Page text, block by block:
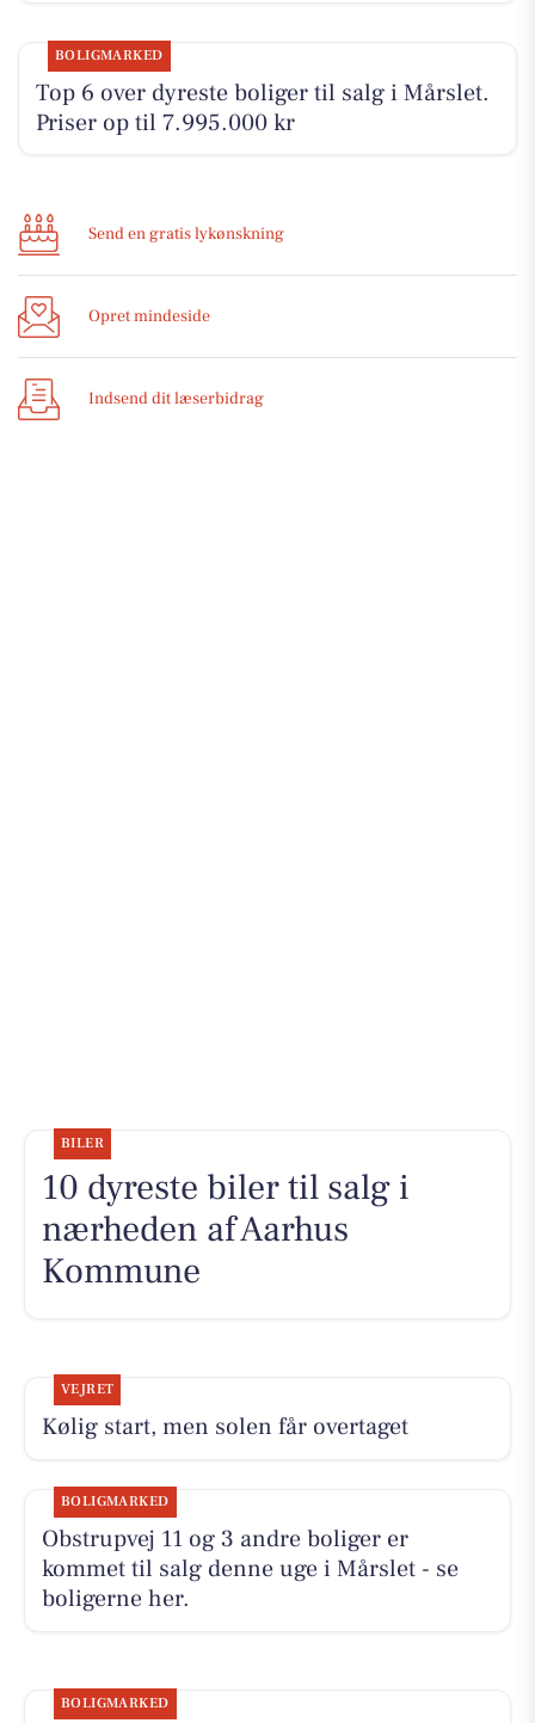
BOLIGMARKED
Top 6 over dyreste boliger til salg i Mårslet.
Priser op til 7.995.000 kr
Send en gratis lykønskning
Opret mindeside
Indsend dit læserbidrag
BILER
10 dyreste biler til salg i
nærheden af Aarhus
Kommune
VEJRET
Kølig start, men solen får overtaget
BOLIGMARKED
Obstrupvej 11 og 3 andre boliger er
kommet til salg denne uge i Mårslet - se
boligerne her.
BOLIGMARKED